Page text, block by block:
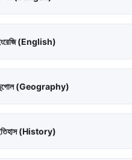
(English)
(Geography)
(History)